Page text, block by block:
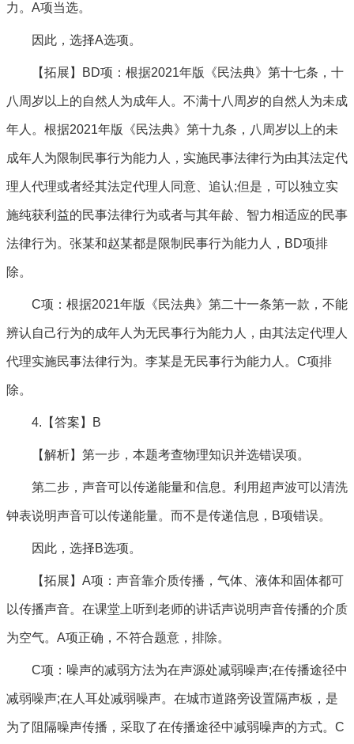
力。A项当选。
因此，选择A选项。
【拓展】BD项：根据2021年版《民法典》第十七条，十
八周岁以上的自然人为成年人。不满十八周岁的自然人为未成
年人。根据2021年版《民法典》第十九条，八周岁以上的未
成年人为限制民事行为能力人，实施民事法律行为由其法定代
理人代理或者经其法定代理人同意、追认;但是，可以独立实
施纯获利益的民事法律行为或者与其年龄、智力相适应的民事
法律行为。张某和赵某都是限制民事行为能力人，BD项排
除。
C项：根据2021年版《民法典》第二十一条第一款，不能
辨认自己行为的成年人为无民事行为能力人，由其法定代理人
代理实施民事法律行为。李某是无民事行为能力人。C项排
除。
4.【答案】B
【解析】第一步，本题考查物理知识并选错误项。
第二步，声音可以传递能量和信息。利用超声波可以清洗
钟表说明声音可以传递能量。而不是传递信息，B项错误。
因此，选择B选项。
【拓展】A项：声音靠介质传播，气体、液体和固体都可
以传播声音。在课堂上听到老师的讲话声说明声音传播的介质
为空气。A项正确，不符合题意，排除。
C项：噪声的减弱方法为在声源处减弱噪声;在传播途径中
减弱噪声;在人耳处减弱噪声。在城市道路旁设置隔声板，是
为了阻隔噪声传播，采取了在传播途径中减弱噪声的方式。C